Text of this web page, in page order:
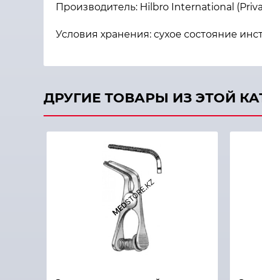
Производитель: Hilbro International
Условия хранения: сухое состояние
ДРУГИЕ ТОВАРЫ ИЗ ЭТОЙ
Быстрый просмотр